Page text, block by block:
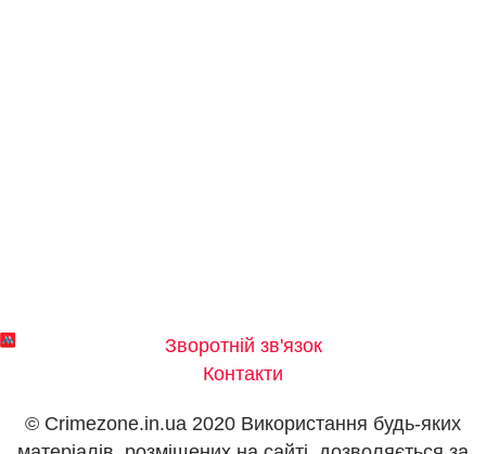
Зворотній зв'язок
Контакти
© Crimezone.in.ua 2020 Використання будь-яких